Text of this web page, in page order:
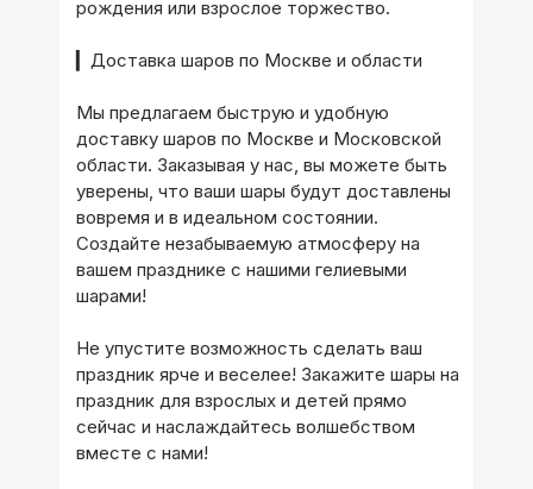
рождения или взрослое торжество.
▎Доставка шаров по Москве и области
Мы предлагаем быструю и удобную
доставку шаров по Москве и Московской
области. Заказывая у нас, вы можете быть
уверены, что ваши шары будут доставлены
вовремя и в идеальном состоянии.
Создайте незабываемую атмосферу на
вашем празднике с нашими гелиевыми
шарами!
Не упустите возможность сделать ваш
праздник ярче и веселее! Закажите шары на
праздник для взрослых и детей прямо
сейчас и наслаждайтесь волшебством
вместе с нами!